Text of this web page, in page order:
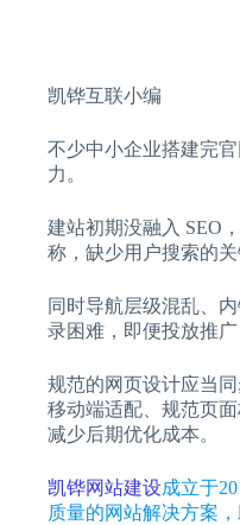
凯铧互联小编
不少中小企业搭建完
力。
建站初期没融入 SEO
称，缺少用户搜索的
同时导航层级混乱、
录困难，即便投放推
规范的网页设计应当
移动端适配、规范页
减少后期优化成本。
凯铧网站建设成立于
质量的网站解决方案